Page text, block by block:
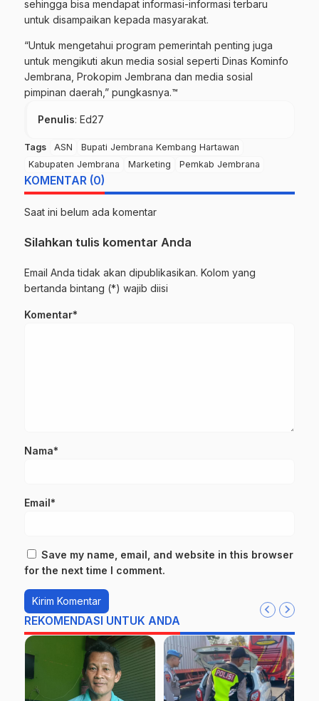
sehingga bisa mendapat informasi-informasi terbaru
untuk disampaikan kepada masyarakat.
“Untuk mengetahui program pemerintah penting juga
untuk mengikuti akun media sosial seperti Dinas Kominfo
Jembrana, Prokopim Jembrana dan media sosial
pimpinan daerah,” pungkasnya.™
Penulis: Ed27
Tags ASN
Bupati Jembrana Kembang Hartawan
Kabupaten Jembrana
Marketing Pemkab Jembrana
KOMENTAR (0)
Saat ini belum ada komentar
Silahkan tulis komentar Anda
Email Anda tidak akan dipublikasikan. Kolom yang
bertanda bintang (*) wajib diisi
Komentar*
Nama*
Email*
Save my name, email, and website in this browser
for the next time I comment.
REKOMENDASI UNTUK ANDA